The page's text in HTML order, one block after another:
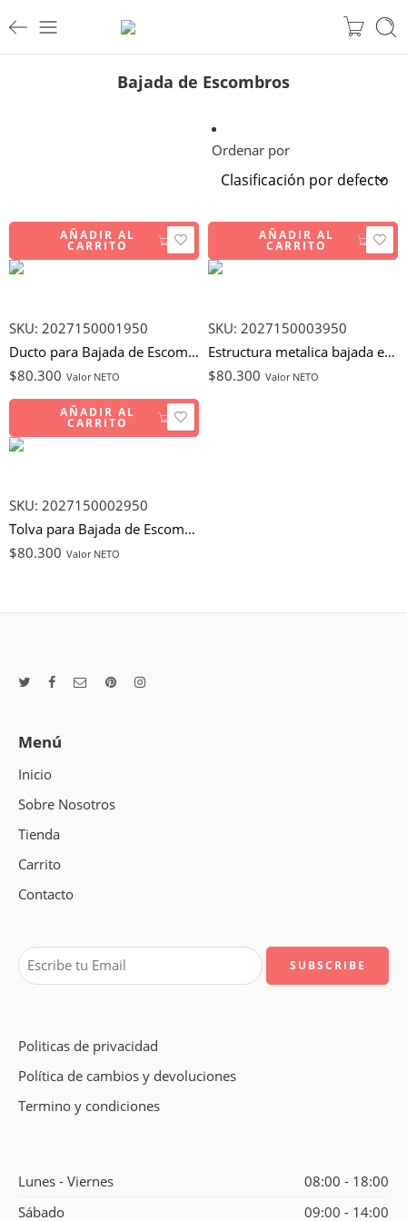
Bajada de Escombros
Ordenar por
AÑADIR AL
CARRITO
SKU: 2027150001950
Ducto para Bajada de Escombros
$80.300 Valor NETO
AÑADIR AL
CARRITO
SKU: 2027150003950
Estructura metalica bajada escombros
$80.300 Valor NETO
AÑADIR AL
CARRITO
SKU: 2027150002950
Tolva para Bajada de Escombros
$80.300 Valor NETO
Menú
Inicio
Sobre Nosotros
Tienda
Carrito
Contacto
Politicas de privacidad
Política de cambios y devoluciones
Termino y condiciones
Lunes - Viernes
08:00 - 18:00
Sábado
09:00 - 14:00